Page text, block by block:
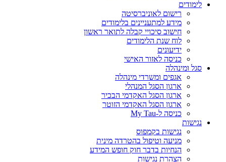
לימודים
רישום לאוניברסיטה
מידע למתעניינים בלימודים
חישוב סיכויי קבלה לתואר ראשון
לוח שנת הלימודים
ידיעונים
כניסה לאזור האישי
סגל ומינהלה
אגפים ומשרדי מינהלה
ארגון הסגל המנהלי
ארגון הסגל האקדמי הבכיר
ארגון הסגל האקדמי הזוטר
כניסה ל-My Tau
נגישות
נגישות בקמפוס
מניעה וטיפול בהטרדה מינית
הנחיות בדבר חוק חופש המידע
הצהרת נגישות